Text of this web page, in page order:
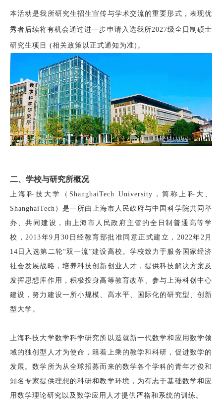
本活动是我 所研究生招生宣传与学术交流的重要形式，表现优
秀者后续将有机会通过进一步申请入选我所2027级全日制 硕士
研究生项目 (相关政策以正式通知为准)。
二、学校与研究所概况
上海科技大学（ ShanghaiTech University，简称上科大、
ShanghaiTech）是一所由上海市人民政府与中国科学院共同举
办、共同建设，由上海市人民政府主管的全日制普通高等学
校，2013年9月30日经教育部批准同意正式建立，2022年2月
14日入选第二轮“双一流”建设高校。学校致力于服务国家经济
社会发展战略，培养科技创新创业人才，提供科技解决方案及
发挥思想库作用，积极投身高等教育改革、参与上海科创中心
建设，努力建设一所小规模、高水平、国际化的研究型、创新
型大学。
上海科技大学数学科学研究所以造就新一代数学和应用数学领
域的独创型人才为使命，籍着上乘的教学和科研，促进数学的
发展。数学所为从全球招募而来的数学各个学科的青年才俊和
知名专家提供理想的科研和教学环境，为有志于基础数学和应
用数学理论研究以及数学应用人才提供严格和系统的训练。